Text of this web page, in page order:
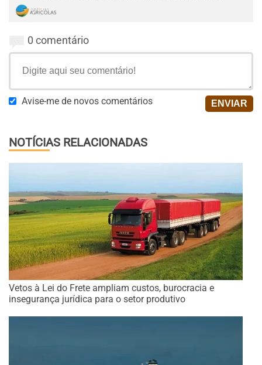
0 comentário
Avise-me de novos comentários
NOTÍCIAS RELACIONADAS
Vetos à Lei do Frete ampliam custos, burocracia e
insegurança jurídica para o setor produtivo